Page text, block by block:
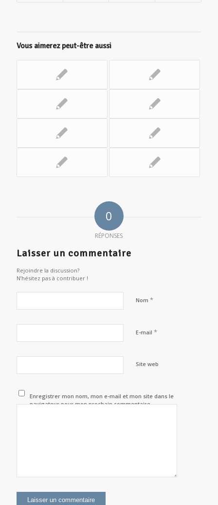
Vous aimerez peut-être aussi
0
RÉPONSES
Laisser un commentaire
Rejoindre la discussion?
N’hésitez pas à contribuer !
Nom *
E-mail *
Site web
Enregistrer mon nom, mon e-mail et mon site dans le
navigateur pour mon prochain commentaire.